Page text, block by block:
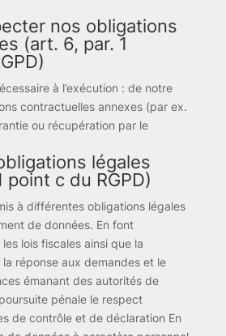
nos obligations
(art. 6, par. 1
à l’exécution : de notre
contractuelles annexes (par ex.
ou récupération par le
légales
point c du RGPD)
à différentes obligations légales
de données. En font
lois fiscales ainsi que la
réponse aux demandes et le
émanant des autorités de
pénale le respect
de contrôle et de déclaration En